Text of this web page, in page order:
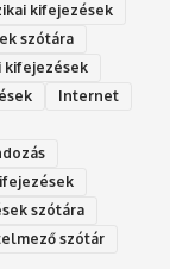
kifejezések
szótára
kifejezések
Internet
szótára
szótár